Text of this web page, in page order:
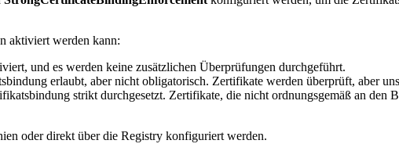
aktiviert werden kann:
und es werden keine zusätzlichen Überprüfungen durchgeführt.
erlaubt, aber nicht obligatorisch. Zertifikate werden überprüft, aber
strikt durchgesetzt. Zertifikate, die nicht ordnungsgemäß an den
oder direkt über die Registry konfiguriert werden.